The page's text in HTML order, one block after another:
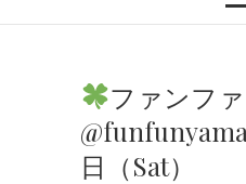
ファンフ
日（Sat）